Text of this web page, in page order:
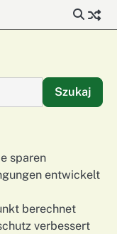
Szukaj
sparen
entwickelt
berechnet
verbessert